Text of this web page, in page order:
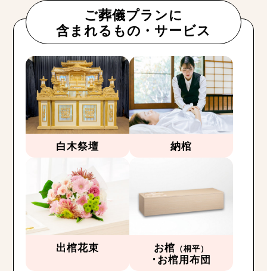
ご葬儀プランに
含まれるもの・サービス
白木祭壇 納棺
出棺花束 お棺 （桐平）
･お棺用布団